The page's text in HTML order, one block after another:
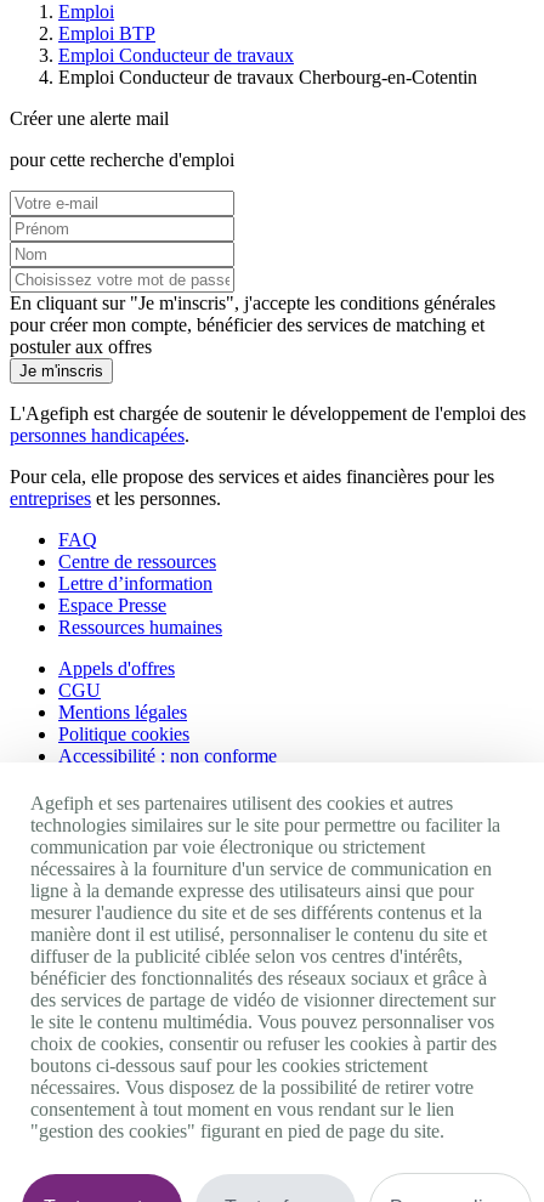
Emploi
Emploi BTP
Emploi Conducteur de travaux
Emploi Conducteur de travaux Cherbourg-en-Cotentin
Créer une alerte mail
pour cette recherche d'emploi
En cliquant sur "Je m'inscris", j'accepte les conditions générales
pour créer mon compte, bénéficier des services de matching et
postuler aux offres
Je m'inscris
L'Agefiph est chargée de soutenir le développement de l'emploi des
personnes handicapées.
Pour cela, elle propose des services et aides financières pour les
entreprises et les personnes.
FAQ
Centre de ressources
Lettre d’information
Espace Presse
Ressources humaines
Appels d'offres
CGU
Mentions légales
Politique cookies
Accessibilité : non conforme
Nos autres sites
Site portail Agefiph
Activateur de progrès
Handinnov
Innovation et recherche
Université du RRH
Service AppuiPro
Nous suivre
Youtube
Linkedin
Facebook
Twitter
0 800 11 10 09Services & appel gratuitsDe 9h à 18h.
Agefiph et ses partenaires utilisent des cookies et autres
technologies similaires sur le site pour permettre ou faciliter la
communication par voie électronique ou strictement
nécessaires à la fourniture d'un service de communication en
ligne à la demande expresse des utilisateurs ainsi que pour
mesurer l'audience du site et de ses différents contenus et la
manière dont il est utilisé, personnaliser le contenu du site et
diffuser de la publicité ciblée selon vos centres d'intérêts,
bénéficier des fonctionnalités des réseaux sociaux et grâce à
des services de partage de vidéo de visionner directement sur
le site le contenu multimédia. Vous pouvez personnaliser vos
choix de cookies, consentir ou refuser les cookies à partir des
boutons ci-dessous sauf pour les cookies strictement
nécessaires. Vous disposez de la possibilité de retirer votre
consentement à tout moment en vous rendant sur le lien
"gestion des cookies" figurant en pied de page du site.